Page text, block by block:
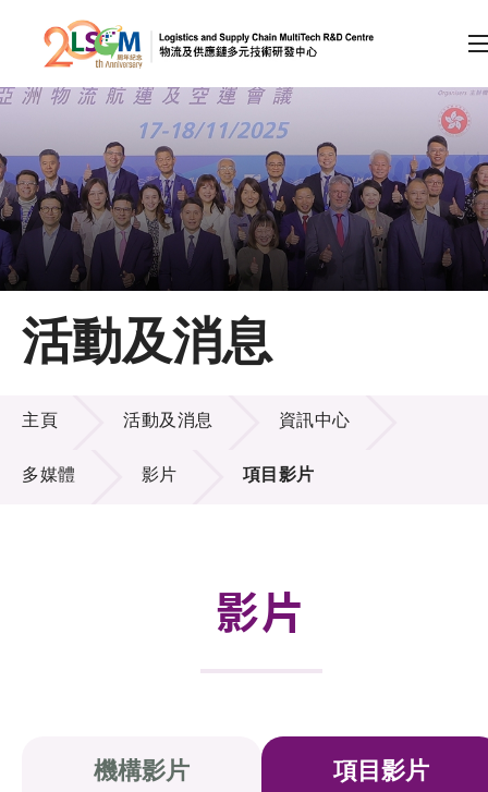
跳到內容（按回車鍵）
會員登入
A A EN 繁 简
主頁
關於LSCM
技術商品化
項目及資助計劃
活動及消息
科技分享
活動及消息
活動及消息
主頁 活動及消息 資訊中心
多媒體 影片 項目影片
影片
機構影片 項目影片